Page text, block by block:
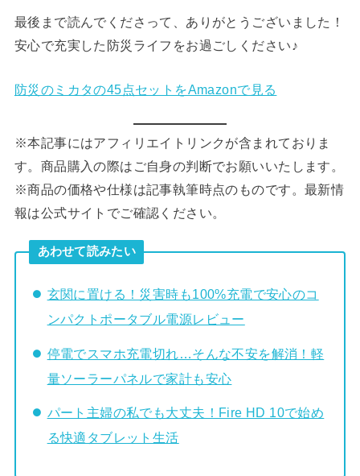
最後まで読んでくださって、ありがとうございました！
安心で充実した防災ライフをお過ごしください♪
防災のミカタの45点セットをAmazonで見る
※本記事にはアフィリエイトリンクが含まれておりま
す。商品購入の際はご自身の判断でお願いいたします。
※商品の価格や仕様は記事執筆時点のものです。最新情
報は公式サイトでご確認ください。
あわせて読みたい
玄関に置ける！災害時も100%充電で安心のコ
ンパクトポータブル電源レビュー
停電でスマホ充電切れ…そんな不安を解消！軽
量ソーラーパネルで家計も安心
パート主婦の私でも大丈夫！Fire HD 10で始め
る快適タブレット生活